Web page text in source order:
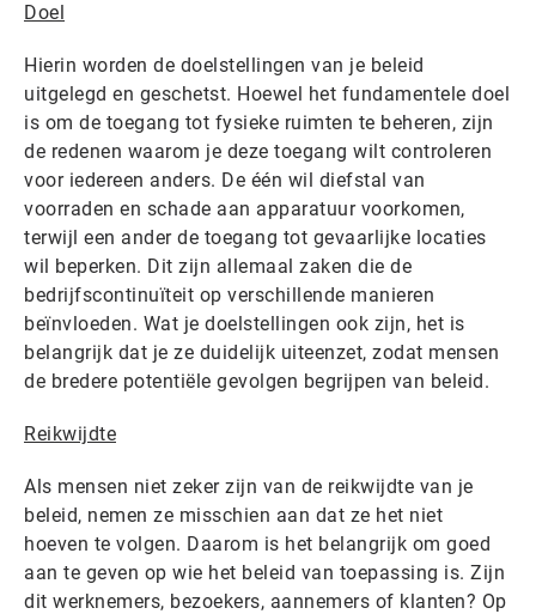
Doel
Hierin worden de doelstellingen van je beleid
uitgelegd en geschetst. Hoewel het fundamentele doel
is om de toegang tot fysieke ruimten te beheren, zijn
de redenen waarom je deze toegang wilt controleren
voor iedereen anders. De één wil diefstal van
voorraden en schade aan apparatuur voorkomen,
terwijl een ander de toegang tot gevaarlijke locaties
wil beperken. Dit zijn allemaal zaken die de
bedrijfscontinuïteit op verschillende manieren
beïnvloeden. Wat je doelstellingen ook zijn, het is
belangrijk dat je ze duidelijk uiteenzet, zodat mensen
de bredere potentiële gevolgen begrijpen van beleid.
Reikwijdte
Als mensen niet zeker zijn van de reikwijdte van je
beleid, nemen ze misschien aan dat ze het niet
hoeven te volgen. Daarom is het belangrijk om goed
aan te geven op wie het beleid van toepassing is. Zijn
dit werknemers, bezoekers, aannemers of klanten? Op